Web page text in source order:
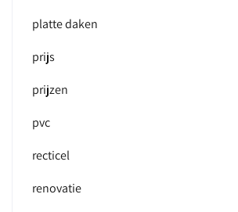
platte daken
prijs
prijzen
pvc
recticel
renovatie